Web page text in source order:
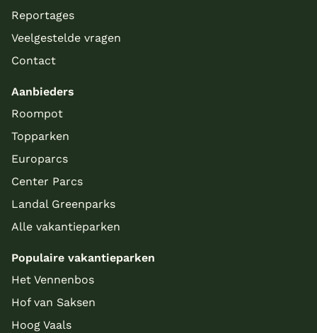
Reportages
Veelgestelde vragen
Contact
Aanbieders
Roompot
Topparken
Europarcs
Center Parcs
Landal Greenparks
Alle vakantieparken
Populaire vakantieparken
Het Vennenbos
Hof van Saksen
Hoog Vaals